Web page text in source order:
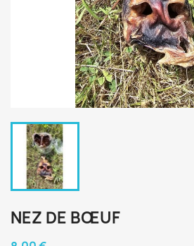
NEZ DE BŒUF